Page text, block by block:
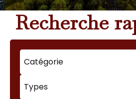
Recherche
Catégorie
Types